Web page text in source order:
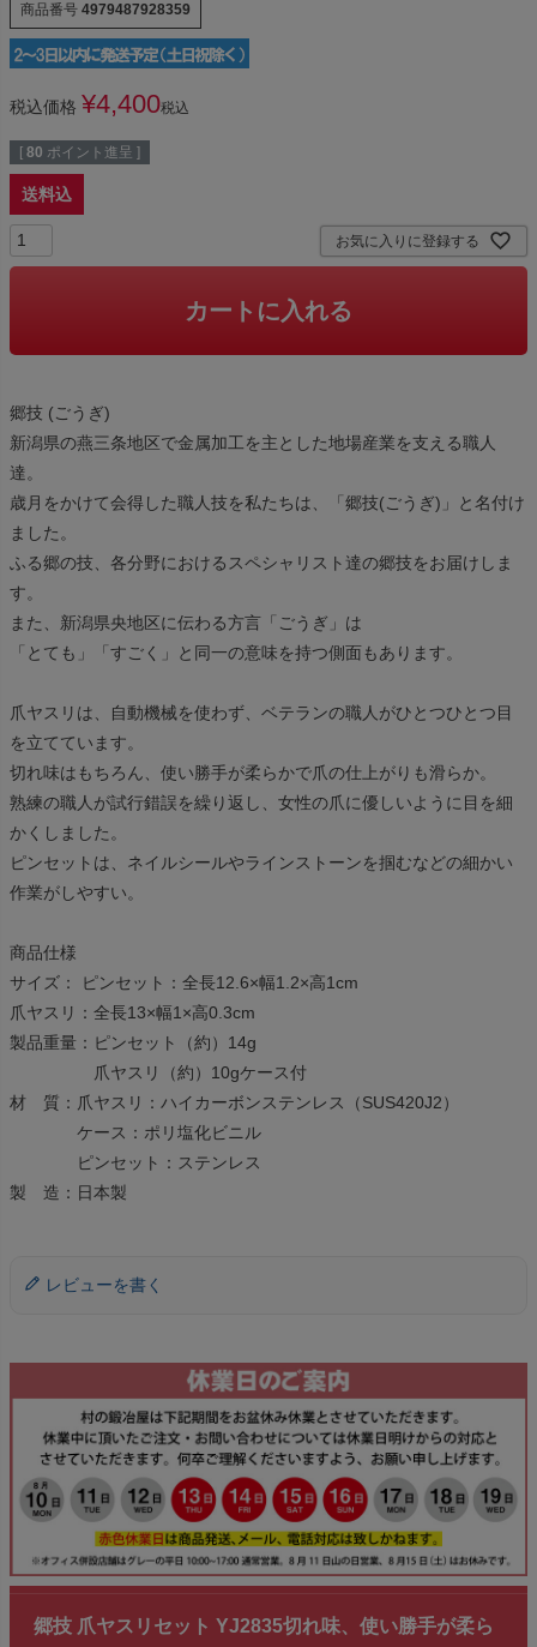
商品番号 4979487928359
税込価格 ¥4,400税込
[ 80 ポイント進呈 ]
送料込
お気に入りに登録する
カートに入れる
郷技 (ごうぎ)
新潟県の燕三条地区で金属加工を主とした地場産業を支える職人
達。
歳月をかけて会得した職人技を私たちは、「郷技(ごうぎ)」と名付け
ました。
ふる郷の技、各分野におけるスペシャリスト達の郷技をお届けしま
す。
また、新潟県央地区に伝わる方言「ごうぎ」は
「とても」「すごく」と同一の意味を持つ側面もあります。
爪ヤスリは、自動機械を使わず、ベテランの職人がひとつひとつ目
を立てています。
切れ味はもちろん、使い勝手が柔らかで爪の仕上がりも滑らか。
熟練の職人が試行錯誤を繰り返し、女性の爪に優しいように目を細
かくしました。
ピンセットは、ネイルシールやラインストーンを掴むなどの細かい
作業がしやすい。
商品仕様
サイズ： ピンセット：全長12.6×幅1.2×高1cm
爪ヤスリ：全長13×幅1×高0.3cm
製品重量：ピンセット（約）14g
爪ヤスリ（約）10gケース付
材 質：爪ヤスリ：ハイカーボンステンレス（SUS420J2）
ケース：ポリ塩化ビニル
ピンセット：ステンレス
製 造：日本製
レビューを書く
郷技 爪ヤスリセット YJ2835切れ味、使い勝手が柔ら